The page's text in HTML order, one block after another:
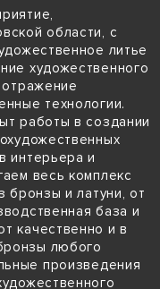
области, с
литье
художественного
технологии.
работы в создании
интерьера и
весь комплекс
бронзы и латуни, от
база и
качественно и в
любого
произведения